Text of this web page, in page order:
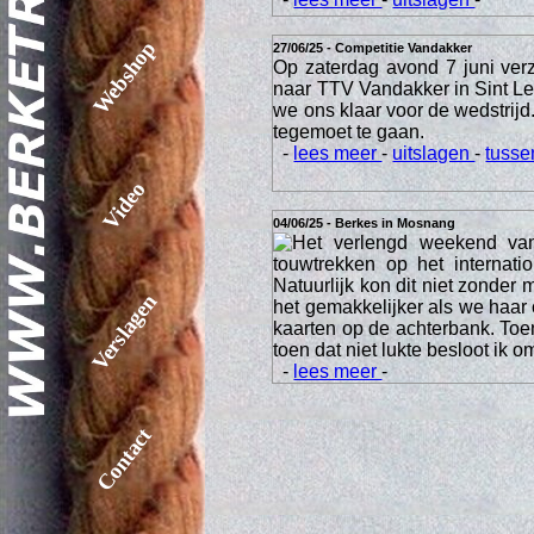
Webshop
Video
Verslagen
Contact
27/06/25 - Competitie Vandakker
Op zaterdag avond 7 juni
naar TTV Vandakker in Sint
we ons klaar voor de
tegemoet te gaan.
- lees meer-uitslagen-
04/06/25 - Berkes in Mosnang
Het verlengd weekend
touwtrekken op het
Natuurlijk kon dit niet zonder
het gemakkelijker als we
kaarten op de achterbank.
toen dat niet lukte besloot ik
- lees meer-